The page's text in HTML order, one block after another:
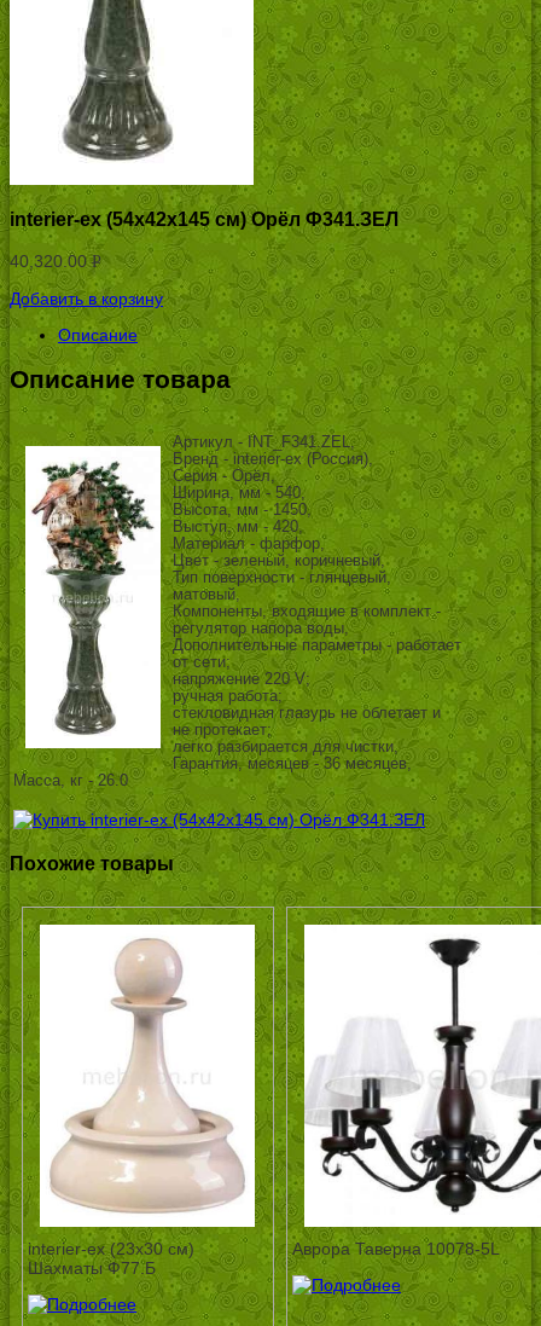
interier-ex (54х42х145 см) Орёл Ф341.ЗЕЛ
40,320.00Р
УБ.
Добавить в корзину
Описание
Описание товара
Артикул - INT_F341.ZEL,
Бренд - interier-ex (Россия),
Серия - Орёл,
Ширина, мм - 540,
Высота, мм - 1450,
Выступ, мм - 420,
Материал - фарфор,
Цвет - зеленый, коричневый,
Тип поверхности - глянцевый,
матовый,
Компоненты, входящие в комплект -
регулятор напора воды,
Дополнительные параметры - работает
от сети;
напряжение 220 V;
ручная работа;
стекловидная глазурь не облетает и
не протекает;
легко разбирается для чистки,
Гарантия, месяцев - 36 месяцев,
Масса, кг - 26.0
Похожие товары
interier-ex (23х30 см)
Шахматы Ф77.Б
Аврора Таверна 10078-5L